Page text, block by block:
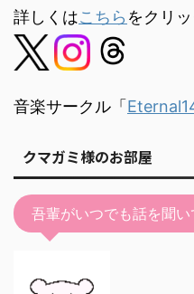
詳しくはこちら をクリッ
音楽サークル「
クマガミ様のお部屋
吾輩がいつでも話を聞